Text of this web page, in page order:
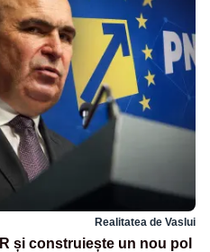
Realitatea de Vaslui
și construiește un nou pol